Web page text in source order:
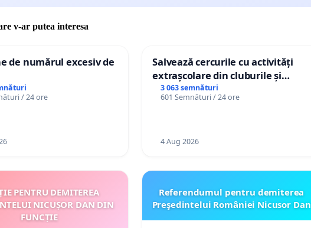
v-ar putea interesa
de numărul excesiv de
/ 24 ore
Salvează cercurile cu activități
extrașcolare din cluburile și
palatele copiilor
3 063 semnături
601 Semnături / 24 ore
4 Aug 2026
PENTRU DEMITEREA
NICUȘOR DAN DIN
FUNCȚIE
Referendumul pentru demiterea
Preşedintelui României Nicusor Dan